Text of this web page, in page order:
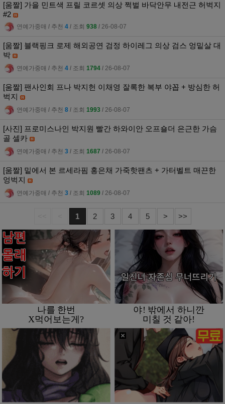
[움짤] 가을 민트색 프릴 코르셋 의상 쩍벌 바닥안무 내전근 허벅지
#2
연예가중매 l 추천 4 l 조회 938 l 26-08-07
[움짤] 블랙핑크 로제 해외공연 검정 하이레그 의상 검스 엉밑살 대
박
연예가중매 l 추천 4 l 조회 1794 l 26-08-07
[움짤] 팬사인회 프나 박지헌 이채영 잘록한 복부 야꼽 + 방심한 허
벅지
연예가중매 l 추천 8 l 조회 1993 l 26-08-07
[사진] 프로미스나인 박지원 빨간 하와이안 오프숄더 은근한 가슴
골 셀카
연예가중매 l 추천 3 l 조회 1687 l 26-08-07
[움짤] 밑에서 본 르세라핌 홍은채 가죽핫팬츠 + 가터벨트 매끈한
엉벅지
연예가중매 l 추천 3 l 조회 1089 l 26-08-07
1 2 3 4 5 > >>